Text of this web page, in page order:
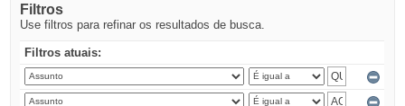
Filtros
Use filtros para refinar os resultados de busca.
Filtros atuais: